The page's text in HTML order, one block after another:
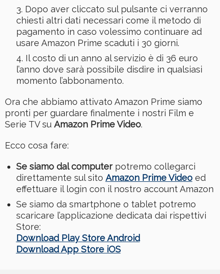
Dopo aver cliccato sul pulsante ci verranno
chiesti altri dati necessari come il metodo di
pagamento in caso volessimo continuare ad
usare Amazon Prime scaduti i 30 giorni.
Il costo di un anno al servizio è di 36 euro
l’anno dove sarà possibile disdire in qualsiasi
momento l’abbonamento.
Ora che abbiamo attivato Amazon Prime siamo
pronti per guardare finalmente i nostri Film e
Serie TV su Amazon Prime Video.
Ecco cosa fare:
Se siamo dal computerpotremo collegarci
direttamente sul sito Amazon Prime Videoed
effettuare il login con il nostro account Amazon
Se siamo da smartphone o tablet potremo
scaricare l’applicazione dedicata dai rispettivi
Store:
Download Play Store Android
Download App Store iOS